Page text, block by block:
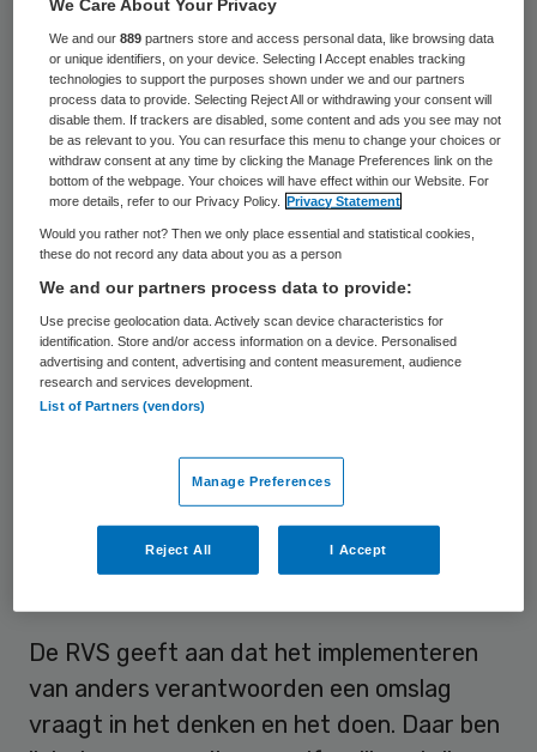
Anders verantwoorden. Het roept een
zekere opwinding bij mij op. Is de tijd rijp
voor anders verantwoorden? Ik zeg
volmondig ja. Maar er zijn wel drie
paradigmashifts nodig.
Al sinds de verschijning van het rapport:
‘Anders verantwoorden in de zorg’ (ActiZ,
2015) werk ik aan een nieuwe manier van
verantwoorden die, naar nu blijkt, naadloos
past bij het advies van de RVS. Leren en
reflecteren op basis van dialoog, waarden
in de professionaliteit en eigen
verantwoordelijkheid.
De RVS geeft aan dat het implementeren
van anders verantwoorden een omslag
vraagt in het denken en het doen. Daar ben
We Care About Your Privacy
We and our889 partners store and access personal data, like browsing data
or unique identifiers, on your device. Selecting I Accept enables tracking
technologies to support the purposes shown under we and our partners
process data to provide. Selecting Reject All or withdrawing your consent will
disable them. If trackers are disabled, some content and ads you see may not
be as relevant to you. You can resurface this menu to change your choices or
withdraw consent at any time by clicking the Manage Preferences link on the
bottom of the webpage. Your choices will have effect within our Website. For
more details, refer to our Privacy Policy.
Privacy Statement
Would you rather not? Then we only place essential and statistical cookies,
these do not record any data about you as a person
We and our partners process data to provide:
Use precise geolocation data. Actively scan device characteristics for
identification. Store and/or access information on a device. Personalised
advertising and content, advertising and content measurement, audience
research and services development.
List of Partners (vendors)
Manage Preferences
Reject All I Accept